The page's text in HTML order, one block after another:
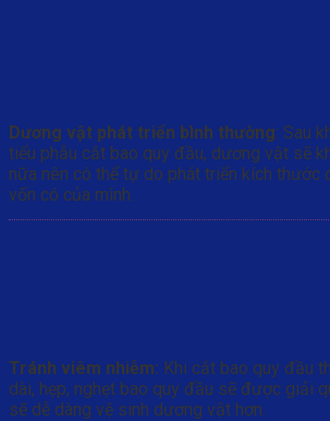
Dương vật phát triển bình thường: Sau
tiểu phẫu cắt bao quy đầu, dương vật sẽ
nữa nên có thể tự do phát triển kích thước
vốn có của mình.
Tránh viêm nhiễm: Khi cắt bao quy đầu
dài, hẹp, nghẹt bao quy đầu sẽ được giải
sẽ dễ dàng vệ sinh dương vật hơn.